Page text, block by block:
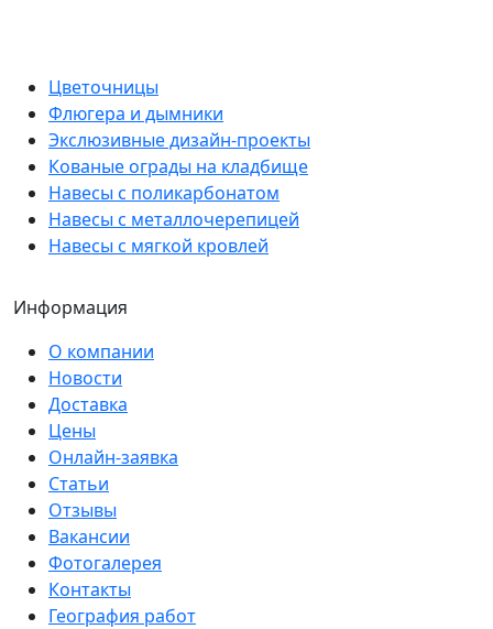
Цветочницы
Флюгера и дымники
Экслюзивные дизайн-проекты
Кованые ограды на кладбище
Навесы с поликарбонатом
Навесы с металлочерепицей
Навесы с мягкой кровлей
Информация
О компании
Новости
Доставка
Цены
Онлайн-заявка
Статьи
Отзывы
Вакансии
Фотогалерея
Контакты
География работ